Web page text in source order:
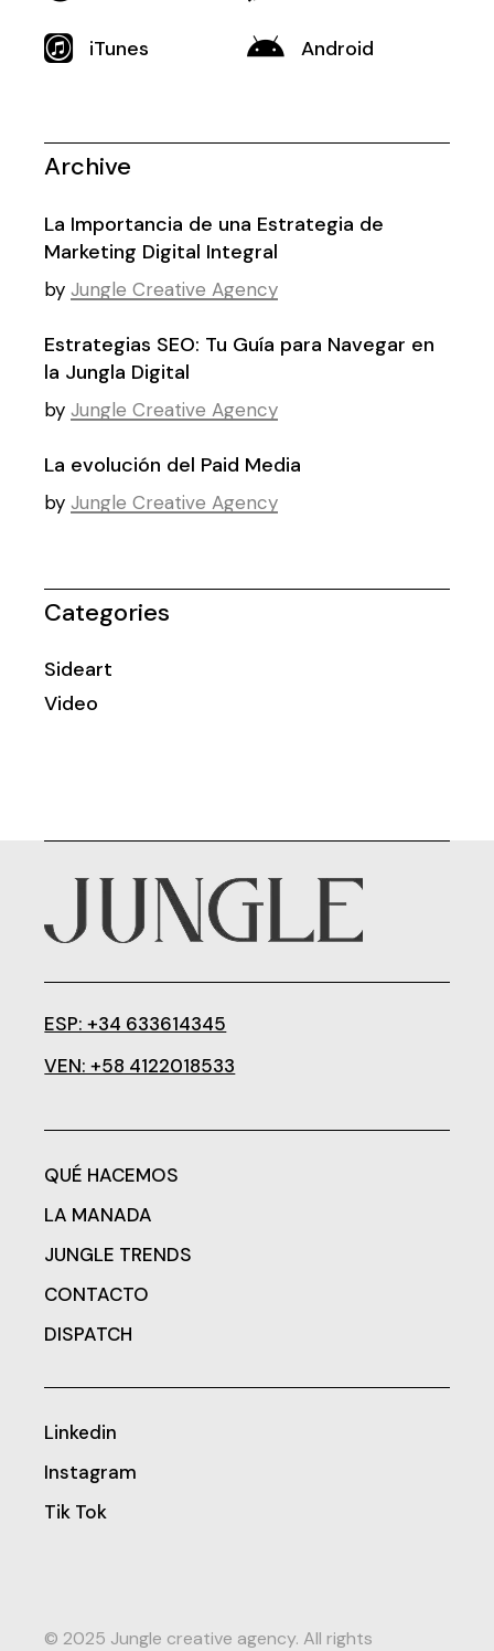
iTunes Android
Archive
La Importancia de una Estrategia de
Marketing Digital Integral
by Jungle Creative Agency
Estrategias SEO: Tu Guía para Navegar en
la Jungla Digital
by Jungle Creative Agency
La evolución del Paid Media
by Jungle Creative Agency
Categories
Sideart
Video
ESP: +34 633614345
VEN: +58 4122018533
QUÉ HACEMOS
LA MANADA
JUNGLE TRENDS
CONTACTO
DISPATCH
Linkedin
Instagram
Tik Tok
© 2025 Jungle creative agency. All rights